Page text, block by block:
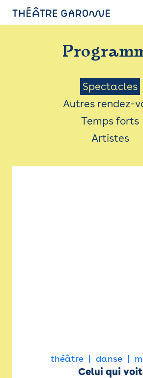
PROGRAMME
INFOS PRATIQUES
AVEC LES PUBLICS
ACCESSIBILITÉ
LES PRODUCTIONS
Menu
Saison
Spectacles
Autres rendez-
Temps forts
Artistes
théâtre danse
Celui qui voit